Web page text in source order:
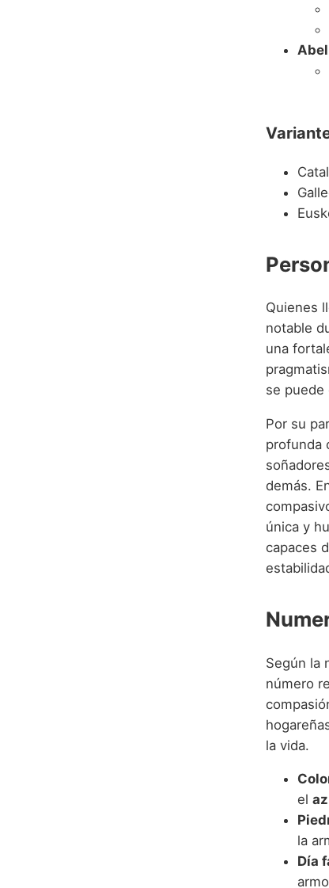
Quienes
notable
una
se puede
Por su
profunda
demás.
única y
capaces
Según la
número
la vida.
el
la
Día